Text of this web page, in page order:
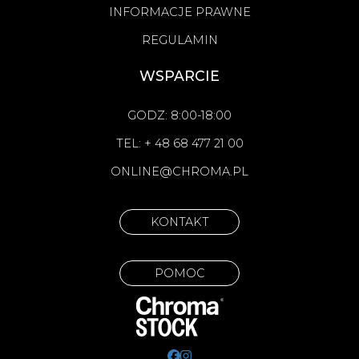
INFORMACJE PRAWNE
REGULAMIN
WSPARCIE
GODZ: 8:00-18:00
TEL: + 48 68 477 21 00
ONLINE@CHROMA.PL
KONTAKT
POMOC